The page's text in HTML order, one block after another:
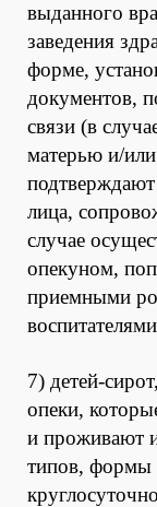
выданного
заведения
форме,
документов,
связи (в
матерью и/
лица,
случае
опекуном,
приемными
7) детей-
опеки,
и проживают
типов, формы